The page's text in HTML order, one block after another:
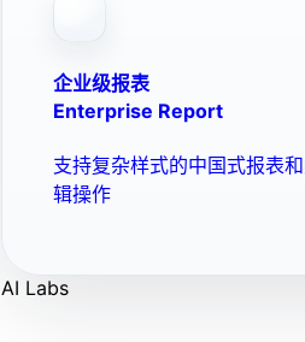
企业级报表
Enterprise Report
支持复杂样式的中国式报表
辑操作
AI Labs